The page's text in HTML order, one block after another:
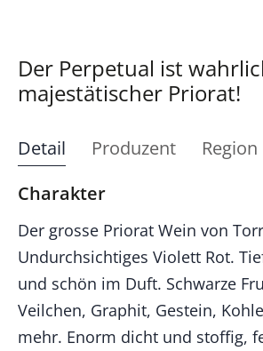
Der Perpetual ist
majestätischer Priorat!
Detail Produzent
Region
Charakter
Der grosse Priorat Wein von
Undurchsichtiges Violett Rot.
und schön im Duft. Schwarze
Veilchen, Graphit, Gestein,
mehr. Enorm dicht und stoffig,